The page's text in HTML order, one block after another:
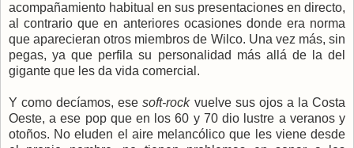
acompañamiento habitual en sus presentaciones en directo,
al contrario que en anteriores ocasiones donde era norma
que aparecieran otros miembros de Wilco. Una vez más, sin
pegas, ya que perfila su personalidad más allá de la del
gigante que les da vida comercial.
Y como decíamos, esesoft-rockvuelve sus ojos a la Costa
Oeste, a ese pop que en los 60 y 70 dio lustre a veranos y
otoños. No eluden el aire melancólico que les viene desde